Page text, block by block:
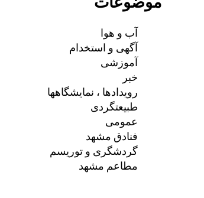
آب و هوا
آگهی و استخدام
آموزشی
خبر
رویدادها ، نمایشگاهها
طبیعتگردی
عمومی
فنادق مشهد
گردشگری و توریسم
مطاعم مشهد